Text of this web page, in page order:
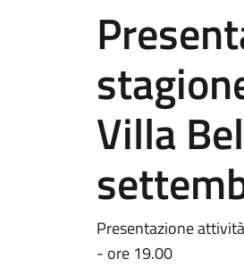
Villa
Presentazione
- ore 19.00